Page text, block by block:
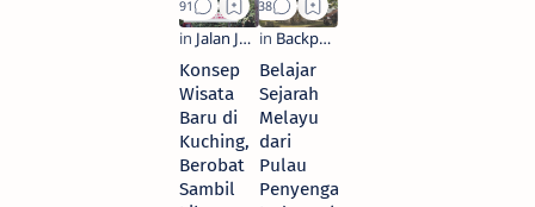
Konsep
Wisata
Baru di
Kuching,
Berobat
Sambil
Belajar
Sejarah
Melayu
dari
Pulau
Penyengat